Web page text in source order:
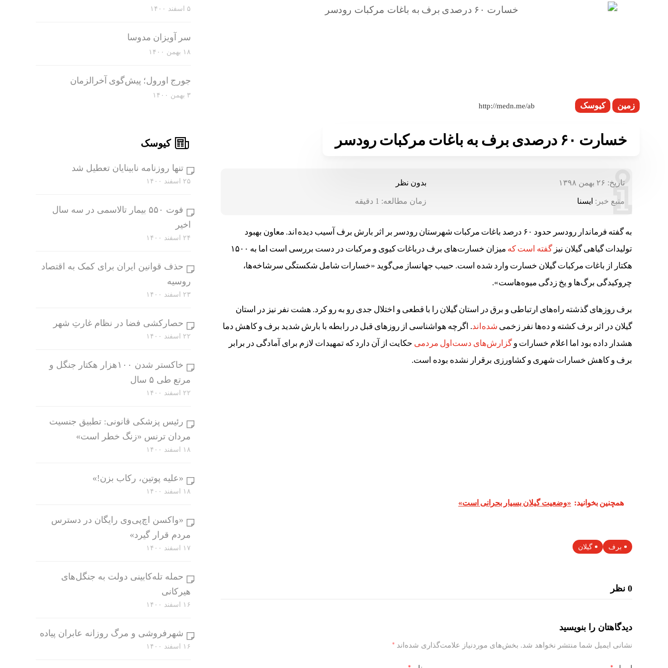
زمین کیوسک
خسارت ۶۰ درصدی برف به باغات مرکبات رودسر
تاریخ: ۲۶ بهمن ۱۳۹۸ بدون نظر
منبع خبر: ایسنا زمان مطالعه: 1 دقیقه
به گفته فرماندار رودسر حدود ۶۰ درصد باغات مرکبات شهرستان رودسر بر اثر بارش برف آسیب دیده اند.
معاون بهبود
تولیدات گیاهی گیلان نیز گفته است که
میزان خسارت‌های برف درباغات کیوی و مرکبات در دست بررسی است اما به ۱۵۰۰
هکتار از باغات مرکبات گیلان خسارت وارد شده است. حبیب جهانساز می‌گوید «خسارات شامل شکستگی سرشاخه‌ها،
چروکیدگی برگ‌ها و یخ زدگی میوه‌هاست».
برف روزهای گذشته راه‌های ارتباطی و برق در استان گیلان را با قطعی و اختلال جدی رو به رو کرد. هشت نفر نیز در استان
گیلان در اثر برف کشته و ده‌ها نفر زخمی شده‌اند. اگرچه هواشناسی از روزهای قبل در رابطه با بارش شدید برف و کاهش دما
هشدار داده بود اما اعلام خسارات و گزارش‌های دست‌اول مردمی حکایت از آن دارد که تمهیدات لازم برای آمادگی در برابر
برف و کاهش خسارات شهری و کشاورزی برقرار نشده بوده است.
همچنین بخوانید: «وضعیت گیلان بسیار بحرانی است»
برف گیلان
0 نظر
دیدگاهتان را بنویسید
نشانی ایمیل شما منتشر نخواهد شد. بخش‌های موردنیاز علامت‌گذاری شده‌اند *
۵ اسفند ۱۴۰۰
سر آویزان مدوسا
۱۸ بهمن ۱۴۰۰
جورج اورول؛ پیش‌گوی آخرالزمان
۳ بهمن ۱۴۰۰
کیوسک
تنها روزنامه نابینایان تعطیل شد
۲۵ اسفند ۱۴۰۰
فوت ۵۵۰ بیمار تالاسمی در سه سال
اخیر
۲۴ اسفند ۱۴۰۰
حذف قوانین ایران برای کمک به اقتصاد
روسیه
۲۳ اسفند ۱۴۰۰
حصارکشی فضا در نظام غارتِ شهر
۲۲ اسفند ۱۴۰۰
خاکستر شدن ۱۰۰هزار هکتار جنگل و
مرتع طی ۵ سال
۲۲ اسفند ۱۴۰۰
رئیس پزشکی قانونی: تطبیق جنسیت
مردان ترنس «زنگ خطر است»
۱۸ اسفند ۱۴۰۰
«علیه پوتین، رکاب بزن!»
۱۸ اسفند ۱۴۰۰
«واکسن اچ‌پی‌وی رایگان در دسترس
مردم قرار گیرد»
۱۷ اسفند ۱۴۰۰
حمله تله‌کابینی دولت به جنگل‌های
هیرکانی
۱۶ اسفند ۱۴۰۰
شهرفروشی و مرگ روزانه عابران پیاده
۱۶ اسفند ۱۴۰۰